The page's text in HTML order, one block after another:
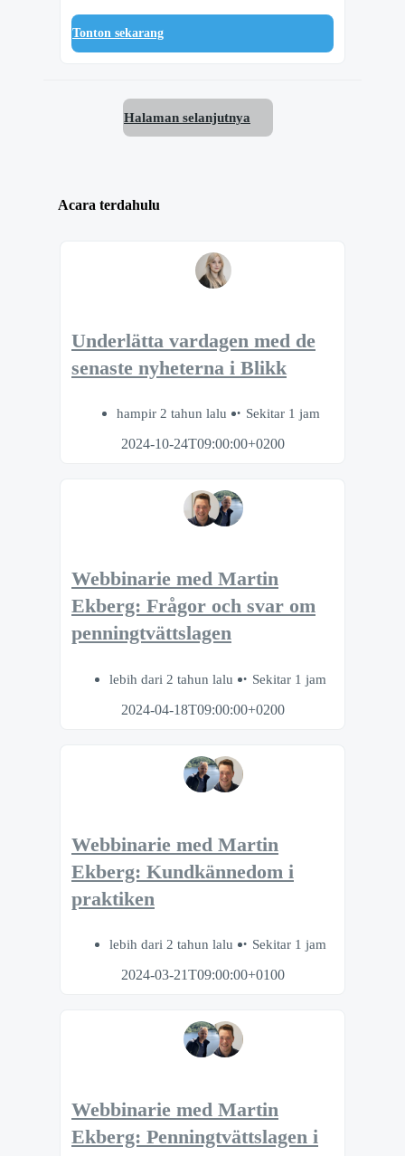
Tonton sekarang
Halaman selanjutnya
Acara terdahulu
Underlätta vardagen med de
senaste nyheterna i Blikk
hampir 2 tahun lalu
Sekitar 1 jam
2024-10-24T09:00:00+0200
Webbinarie med Martin
Ekberg: Frågor och svar om
penningtvättslagen
lebih dari 2 tahun lalu
Sekitar 1 jam
2024-04-18T09:00:00+0200
Webbinarie med Martin
Ekberg: Kundkännedom i
praktiken
lebih dari 2 tahun lalu
Sekitar 1 jam
2024-03-21T09:00:00+0100
Webbinarie med Martin
Ekberg: Penningtvättslagen i